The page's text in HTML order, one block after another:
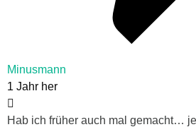
Minusmann
1 Jahr her
Hab ich früher auch mal gemacht…